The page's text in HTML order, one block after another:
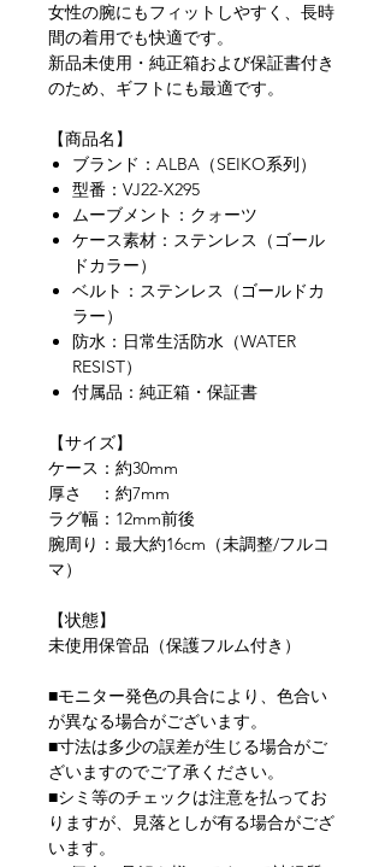
女性の腕にもフィットしやすく、長時
間の着用でも快適です。
新品未使用・純正箱および保証書付き
のため、ギフトにも最適です。
【商品名】
ブランド：ALBA（SEIKO系列）
型番：VJ22-X295
ムーブメント：クォーツ
ケース素材：ステンレス（ゴール
ドカラー）
ベルト：ステンレス（ゴールドカ
ラー）
防水：日常生活防水（WATER
RESIST）
付属品：純正箱・保証書
【サイズ】
ケース：約30mm
厚さ ：約7mm
ラグ幅：12mm前後
腕周り：最大約16cm（未調整/フルコ
マ）
【状態】
未使用保管品（保護フルム付き）
■モニター発色の具合により、色合い
が異なる場合がございます。
■寸法は多少の誤差が生じる場合がご
ざいますのでご了承ください。
■シミ等のチェックは注意を払ってお
りますが、見落としが有る場合がござ
います。